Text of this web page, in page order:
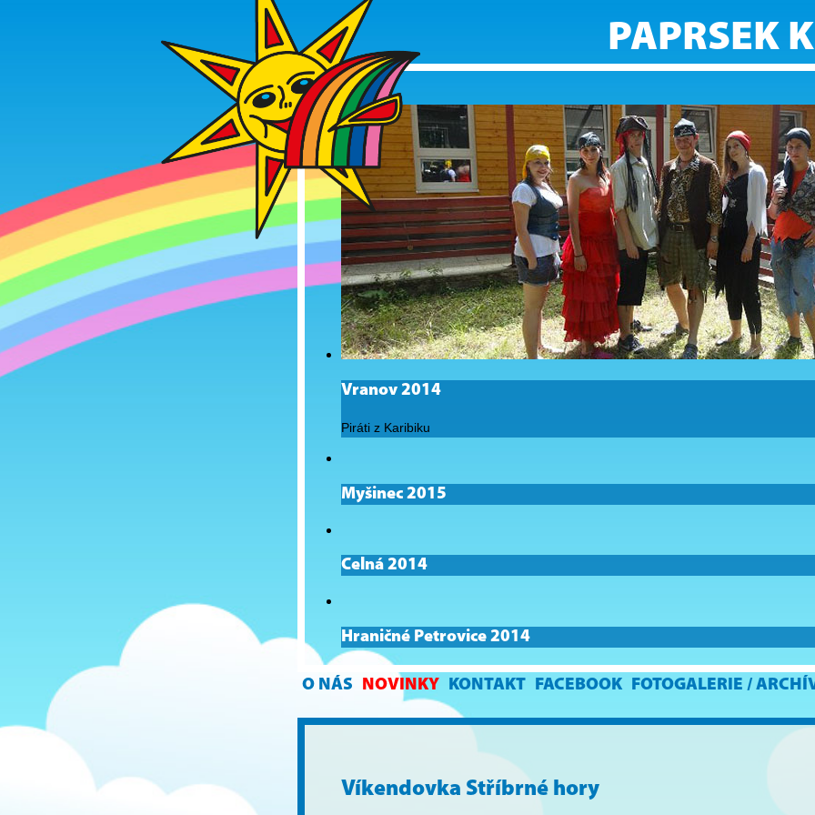
PAPRSEK
Vranov 2014
Piráti z Karibiku
Myšinec 2015
Celná 2014
Hraničné Petrovice 2014
O NÁS NOVINKY KONTAKT FACEBOOK FOTOGALERIE /
Víkendovka Stříbrné hory